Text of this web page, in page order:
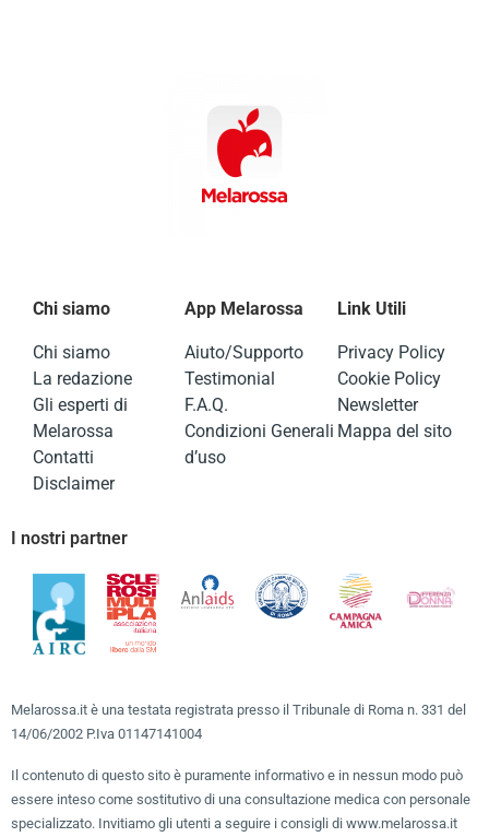
Chi siamo
Chi siamo
La redazione
Gli esperti di
Melarossa
Contatti
Disclaimer
App Melarossa
Aiuto/Supporto
Testimonial
F.A.Q.
Condizioni Generali
d’uso
Link Utili
Privacy Policy
Cookie Policy
Newsletter
Mappa del sito
I nostri partner
Melarossa.it è una testata registrata presso il Tribunale di Roma n. 331 del
14/06/2002 P.Iva 01147141004
Il contenuto di questo sito è puramente informativo e in nessun modo può
essere inteso come sostitutivo di una consultazione medica con personale
specializzato. Invitiamo gli utenti a seguire i consigli di www.melarossa.it